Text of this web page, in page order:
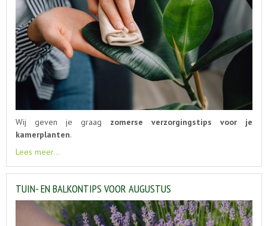
Wij geven je graag zomerse verzorgingstips voor je
kamerplanten.
Lees meer...
TUIN- EN BALKONTIPS VOOR AUGUSTUS